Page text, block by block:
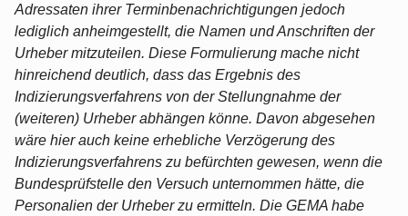
Adressaten ihrer Terminbenachrichtigungen jedoch
lediglich anheimgestellt, die Namen und Anschriften der
Urheber mitzuteilen. Diese Formulierung mache nicht
hinreichend deutlich, dass das Ergebnis des
Indizierungsverfahrens von der Stellungnahme der
(weiteren) Urheber abhängen könne. Davon abgesehen
wäre hier auch keine erhebliche Verzögerung des
Indizierungsverfahrens zu befürchten gewesen, wenn die
Bundesprüfstelle den Versuch unternommen hätte, die
Personalien der Urheber zu ermitteln. Die GEMA habe